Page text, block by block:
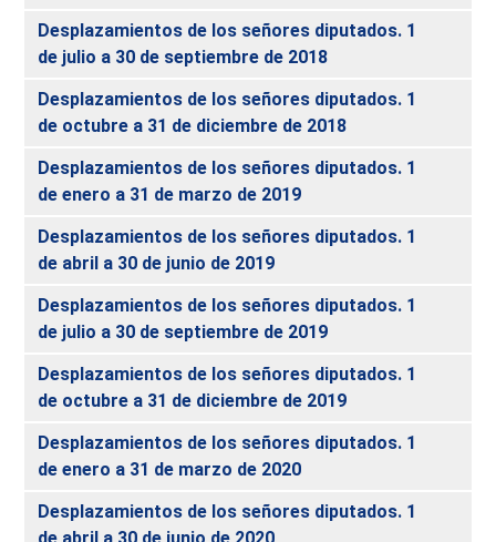
Desplazamientos de los señores diputados. 1
de julio a 30 de septiembre de 2018
Desplazamientos de los señores diputados. 1
de octubre a 31 de diciembre de 2018
Desplazamientos de los señores diputados. 1
de enero a 31 de marzo de 2019
Desplazamientos de los señores diputados. 1
de abril a 30 de junio de 2019
Desplazamientos de los señores diputados. 1
de julio a 30 de septiembre de 2019
Desplazamientos de los señores diputados. 1
de octubre a 31 de diciembre de 2019
Desplazamientos de los señores diputados. 1
de enero a 31 de marzo de 2020
Desplazamientos de los señores diputados. 1
de abril a 30 de junio de 2020